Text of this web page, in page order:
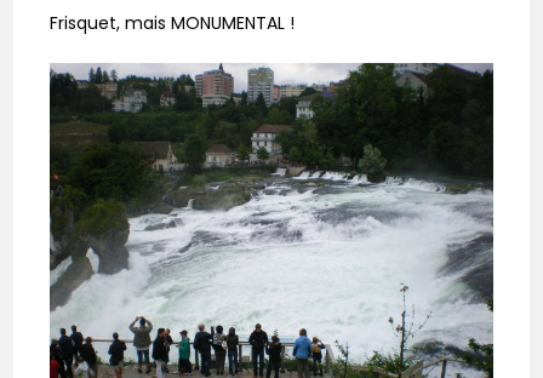
Frisquet, mais MONUMENTAL !